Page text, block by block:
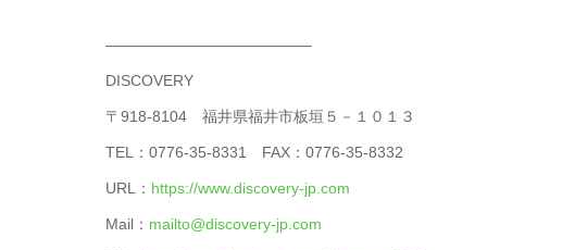
—————————————–
DISCOVERY
〒918-8104 福井県福井市板垣５－１０１３
TEL：0776-35-8331 FAX：0776-35-8332
URL： https://www.discovery-jp.com
Mail： mailto@discovery-jp.com